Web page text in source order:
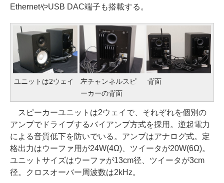
EthernetやUSB DAC端子も搭載する。
ユニットは2ウェイ
左チャンネルスピ
ーカーの背面
背面
スピーカーユニットは2ウェイで、それぞれを個別の
アンプでドライブするバイアンプ方式を採用。逆起電力
による音質低下を防いでいる。アンプはアナログ式。定
格出力はウーファ用が24W(4Ω)、ツイータが20W(6Ω)。
ユニットサイズはウーファが13cm径、ツイータが3cm
径。クロスオーバー周波数は2kHz。